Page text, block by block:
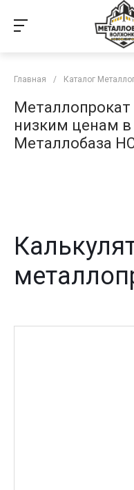
Главная / Каталог
Металлопрокат
низким ценам в
Металлобаза